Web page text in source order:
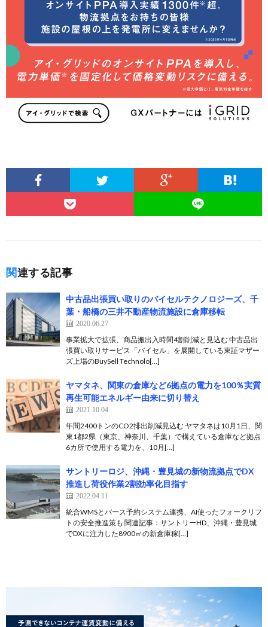
関連する記事
中古品出張買い取りのバイセルテクノロジーズ、千
葉・船橋の三井不動産物流施設に倉庫移転
2020.06.27
事業拡大で拡張、商品搬出入時間4割削減と見込む 中古品出
張買い取りサービス「バイセル」を展開している東証マザー
ズ上場のBuySell Technolo[…]
ヤマタネ、関東の倉庫など6拠点の電力を100％実質
再生可能エネルギー由来に切り替え
2021.10.04
年間2400トンのCO2排出削減見込む ヤマタネは10月1日、関
東1都2県（東京、神奈川、千葉）で構えている倉庫など拠点
6カ所で使用する電力を、10月[…]
サントリーロジ、沖縄・豊見城の新物流拠点でDX
推進し荷役作業2割効率化目指す
2022.04.11
統合WMSとバース予約システム連携、AI使ったフォークリフ
トの安全推進策も 関連記事：サントリーHD、沖縄・豊見城
でDXに注力した8900㎡の新倉庫稼[…]